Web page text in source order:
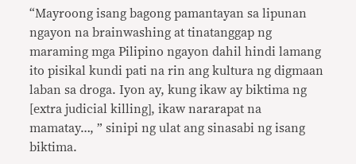
“Mayroong isang bagong pamantayan sa lipunan
ngayon na brainwashing at tinatanggap ng
maraming mga Pilipino ngayon dahil hindi lamang
ito pisikal kundi pati na rin ang kultura ng digmaan
laban sa droga. Iyon ay, kung ikaw ay biktima ng
[extra judicial killing], ikaw nararapat na
mamatay…, ” sinipi ng ulat ang sinasabi ng isang
biktima.